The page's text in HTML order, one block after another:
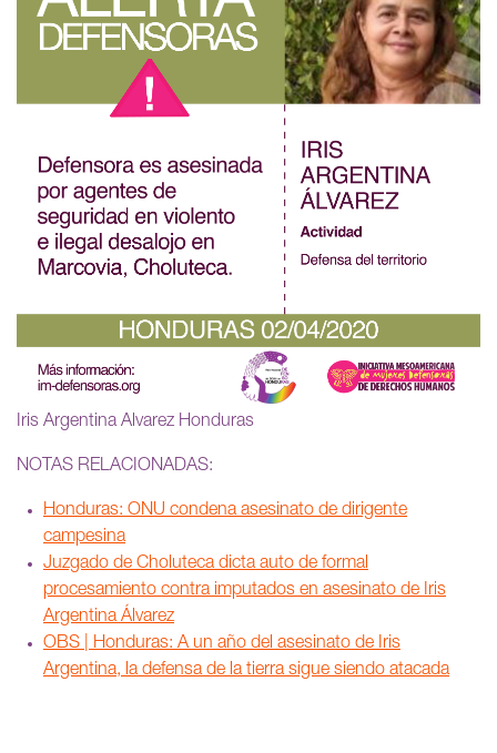
Iris Argentina Alvarez Honduras
NOTAS RELACIONADAS:
Honduras: ONU condena asesinato de dirigente
campesina
Juzgado de Choluteca dicta auto de formal
procesamiento contra imputados en asesinato de Iris
Argentina Álvarez
OBS | Honduras: A un año del asesinato de Iris
Argentina, la defensa de la tierra sigue siendo atacada